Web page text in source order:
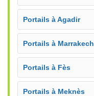
Portails à Agadir
Portails à Marrakech
Portails à Fès
Portails à Meknès